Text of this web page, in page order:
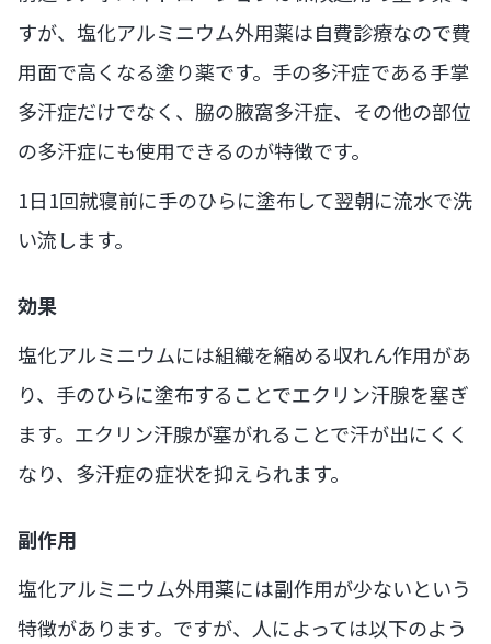
すが、塩化アルミニウム外用薬は自費診療なので費
用面で高くなる塗り薬です。手の多汗症である手掌
多汗症だけでなく、脇の腋窩多汗症、その他の部位
の多汗症にも使用できるのが特徴です。
1日1回就寝前に手のひらに塗布して翌朝に流水で洗
い流します。
効果
塩化アルミニウムには組織を縮める収れん作用があ
り、手のひらに塗布することでエクリン汗腺を塞ぎ
ます。エクリン汗腺が塞がれることで汗が出にくく
なり、多汗症の症状を抑えられます。
副作用
塩化アルミニウム外用薬には副作用が少ないという
特徴があります。ですが、人によっては以下のよう